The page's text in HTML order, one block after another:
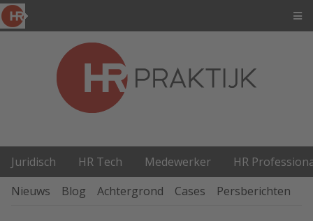
Juridisch HR Tech Medewerker
HR
Nieuws
Blog Achtergrond Cases Persberichten